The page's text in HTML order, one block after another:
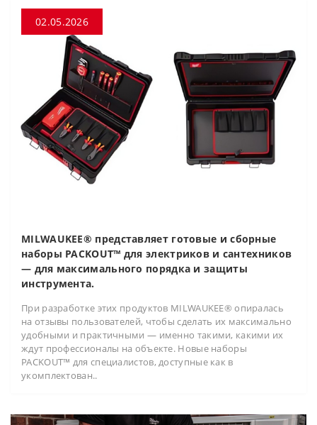
02.05.2026
MILWAUKEE® представляет готовые и сборные
наборы PACKOUT™ для электриков и сантехников
— для максимального порядка и защиты
инструмента.
При разработке этих продуктов MILWAUKEE® опиралась
на отзывы пользователей, чтобы сделать их максимально
удобными и практичными — именно такими, какими их
ждут профессионалы на объекте. Новые наборы
PACKOUT™ для специалистов, доступные как в
укомплектован..